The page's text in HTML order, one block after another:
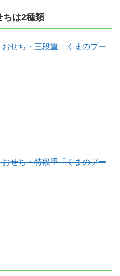
ちは2種類
せち・三段重「くまのプー
せち・特段重「くまのプー